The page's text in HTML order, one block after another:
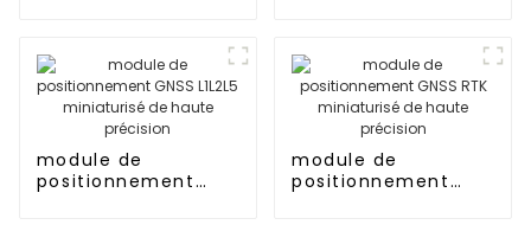
module de
positionnement
module de
positionnement